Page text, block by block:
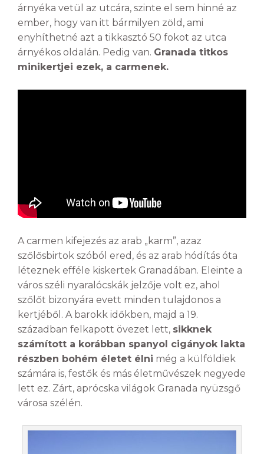
árnyéka vetül az utcára, szinte el sem hinné az
ember, hogy van itt bármilyen zöld, ami
enyhíthetné azt a tikkasztó 50 fokot az utca
árnyékos oldalán. Pedig van. Granada titkos
minikertjei ezek, a carmenek.
A carmen kifejezés az arab „karm”, azaz
szőlősbirtok szóból ered, és az arab hódítás óta
léteznek efféle kiskertek Granadában. Eleinte a
város széli nyaralócskák jelzője volt ez, ahol
szőlőt bizonyára evett minden tulajdonos a
kertjéből. A barokk időkben, majd a 19.
században felkapott övezet lett, sikknek
számított a korábban spanyol cigányok lakta
részben bohém életet élni még a külföldiek
számára is, festők és más életművészek negyede
lett ez. Zárt, aprócska világok Granada nyüzsgő
városa szélén.